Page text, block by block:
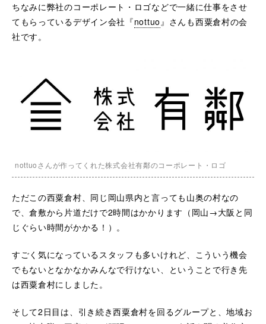
ちなみに弊社のコーポレート・ロゴなどで一緒に仕事をさせ
てもらっているデザイン会社『nottuo』さんも西粟倉村の会
社です。
nottuoさんが作ってくれた株式会社有鄰のコーポレート・ロゴ
ただこの西粟倉村、同じ岡山県内と言っても山奥の村なの
で、倉敷から片道だけで2時間はかかります（岡山→大阪と同
じぐらい時間がかかる！）。
すごく気になっているスタッフも多いけれど、こういう機会
でもないとなかなかみんなで行けない、ということで行き先
は西粟倉村にしました。
そして2日目は、引き続き西粟倉村を回るグループと、地域お